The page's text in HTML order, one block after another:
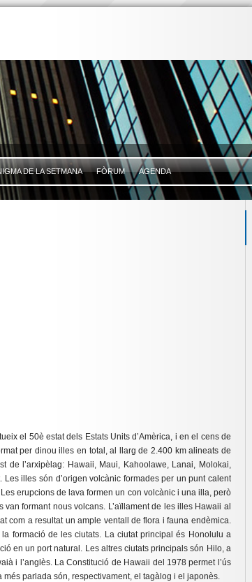
DE LA SETMANA FÒRUM AGENDA
el 50è estat dels Estats Units d’Amèrica, i en el cens de
per dinou illes en total, al llarg de 2.400 km alineats de
de l’arxipèlag: Hawaii, Maui, Kahoolawe, Lanai, Molokai,
illes són d’origen volcànic formades per un punt calent
erupcions de lava formen un con volcànic i una illa, però
formant nous volcans. L’aïllament de les illes Hawaii al
com a resultat un ample ventall de flora i fauna endèmica.
formació de les ciutats. La ciutat principal és Honolulu a
en un port natural. Les altres ciutats principals són Hilo, a
i l’anglès. La Constitució de Hawaii del 1978 permet l’ús
parlada són, respectivament, el tagàlog i el japonès.